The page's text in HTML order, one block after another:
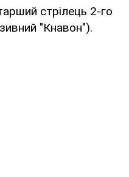
стрілець 2-го
"Кнавон").